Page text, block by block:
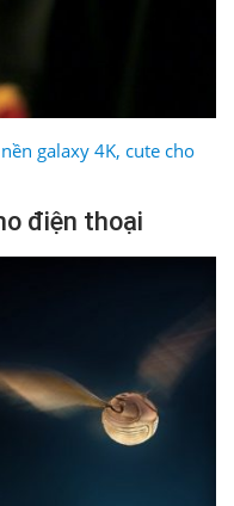
galaxy 4K, cute cho
điện thoại